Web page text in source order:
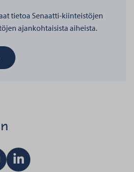
tietoa Senaatti-kiinteistöjen
ajankohtaisista aiheista.